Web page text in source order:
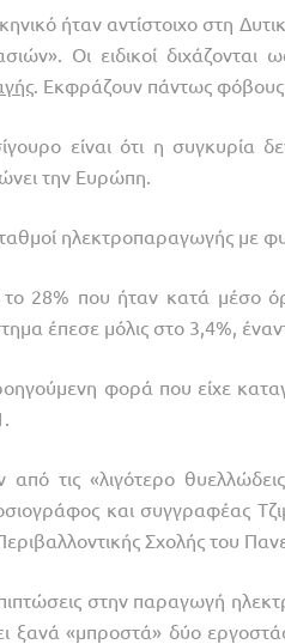
ήταν αντίστοιχο στη
Οι ειδικοί
. Εκφράζουν πάντως φόβους
είναι ότι η συγκυρία
την Ευρώπη.
ηλεκτροπαραγωγής με
28% που ήταν κατά μέσο
έπεσε μόλις στο 3,4%,
φορά που είχε
από τις «λιγότερο
και συγγραφέας
Σχολής του
στην παραγωγή
ξανά «μπροστά» δύο